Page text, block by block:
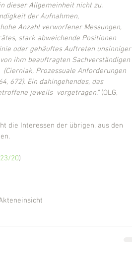
dieser Allgemeinheit nicht zu.
der Aufnahmen,
Anzahl verworfener Messungen,
stark abweichende Positionen
oder gehäuftes Auftreten unsinniger
ihm beauftragten Sachverständigen
Prozessuale Anforderungen
672). Ein dahingehendes, das
jeweils  vorgetragen." (OLG,
die Interessen der übrigen, aus den
20)